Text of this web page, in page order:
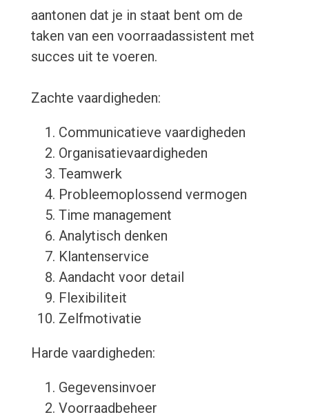
aantonen dat je in staat bent om de
taken van een voorraadassistent met
succes uit te voeren.
Zachte vaardigheden:
Communicatieve vaardigheden
Organisatievaardigheden
Teamwerk
Probleemoplossend vermogen
Time management
Analytisch denken
Klantenservice
Aandacht voor detail
Flexibiliteit
Zelfmotivatie
Harde vaardigheden:
Gegevensinvoer
Voorraadbeheer